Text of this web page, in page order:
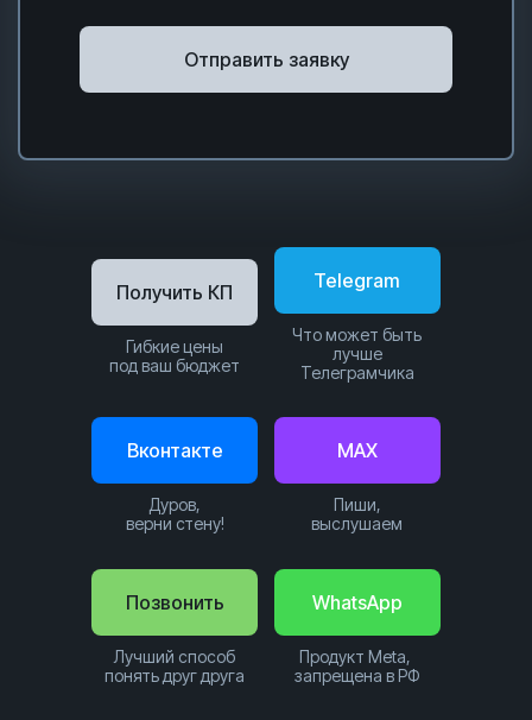
Отправить заявку
Позвонить
Лучший способ
понять друг друга
WhatsApp
Продукт Meta,
запрещена в РФ
Telegram
Что может быть
лучше
Телеграмчика
Вконтакте
Дуров,
верни стену!
Получить КП
Гибкие цены
под ваш бюджет
MAX
Пиши,
выслушаем